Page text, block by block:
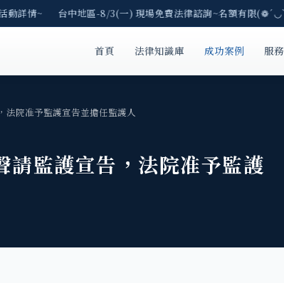
情~ 台中地區-8/3(一) 現場免費法律諮詢~名額有限
首頁 法律知識庫 成功案例 服
法院准予監護宣告並擔任監護人
請監護宣告，法院准予監護